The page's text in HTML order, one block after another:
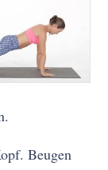
Beugen